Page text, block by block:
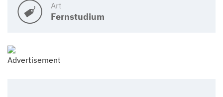
Art
Fernstudium